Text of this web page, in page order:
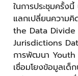
ในการประชุมครั้ง
แลกเปลี่ยนความคิ
the Data
Jurisdictions
การพัฒนา Youth
เชื่อมโยงข้อมูลเด็